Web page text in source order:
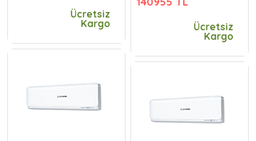
Ücretsiz
Kargo
Ücretsiz
Kargo